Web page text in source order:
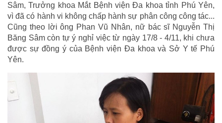
Sâm, Trưởng khoa Mắt Bệnh viện Đa khoa tỉnh Phú Yên,
vì đã có hành vi không chấp hành sự phân công công tác...
Cũng theo lời ông Phan Vũ Nhân, nữ bác sĩ Nguyễn Thị
Băng Sâm còn tự ý nghỉ việc từ ngày 17/8 - 4/11, khi chưa
được sự đồng ý của Bệnh viện Đa khoa và Sở Y tế Phú
Yên.